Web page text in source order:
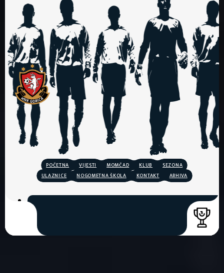
POČETNA VIJESTI MOMČAD KLUB
SEZONA
ULAZNICE
NOGOMETNA ŠKOLA KONTAKT ARHIVA